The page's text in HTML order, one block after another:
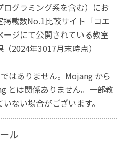
グラミング系を含む）にお
載数No.1比較サイト「コエ
ジにて公開されている教室
2024年3017月末時点）
はありません。Mojang から
とは関係ありません。一部教
ない場合がございます。
ル